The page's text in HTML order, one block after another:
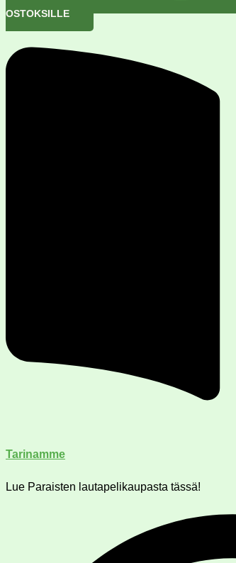
OSTOKSILLE
Tarinamme
Lue Paraisten lautapelikaupasta tässä!